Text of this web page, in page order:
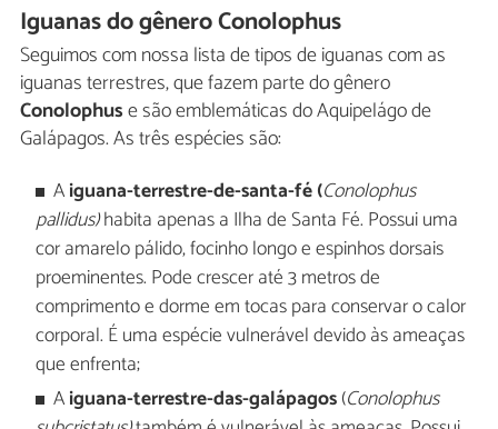
Iguanas do gênero Conolophus
Seguimos com nossa lista de tipos de iguanas com as
iguanas terrestres, que fazem parte do gênero
Conolophuse são emblemáticas do Aquipelágo de
Galápagos. As três espécies são:
Aiguana-terrestre-de-santa-fé (Conolophus
pallidus)habita apenas a Ilha de Santa Fé. Possui uma
cor amarelo pálido, focinho longo e espinhos dorsais
proeminentes. Pode crescer até 3 metros de
comprimento e dorme em tocas para conservar o calor
corporal. É uma espécie vulnerável devido às ameaças
que enfrenta;
Aiguana-terrestre-das-galápagos(Conolophus